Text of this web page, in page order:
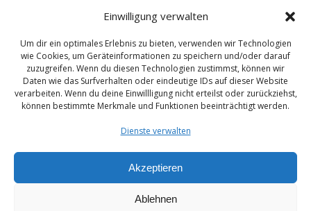
Einwilligung verwalten
Um dir ein optimales Erlebnis zu bieten, verwenden wir Technologien
wie Cookies, um Geräteinformationen zu speichern und/oder darauf
zuzugreifen. Wenn du diesen Technologien zustimmst, können wir
Daten wie das Surfverhalten oder eindeutige IDs auf dieser Website
verarbeiten. Wenn du deine Einwillligung nicht erteilst oder zurückziehst,
können bestimmte Merkmale und Funktionen beeinträchtigt werden.
Dienste verwalten
Akzeptieren
Ablehnen
weitere Stellenangebote aus unserem
Bereich
Impressum|Datenschutz|Kontakt